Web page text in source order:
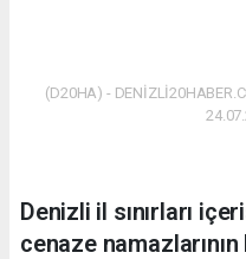
(D20HA) -
Denizli il sınırları
cenaze namazlarının